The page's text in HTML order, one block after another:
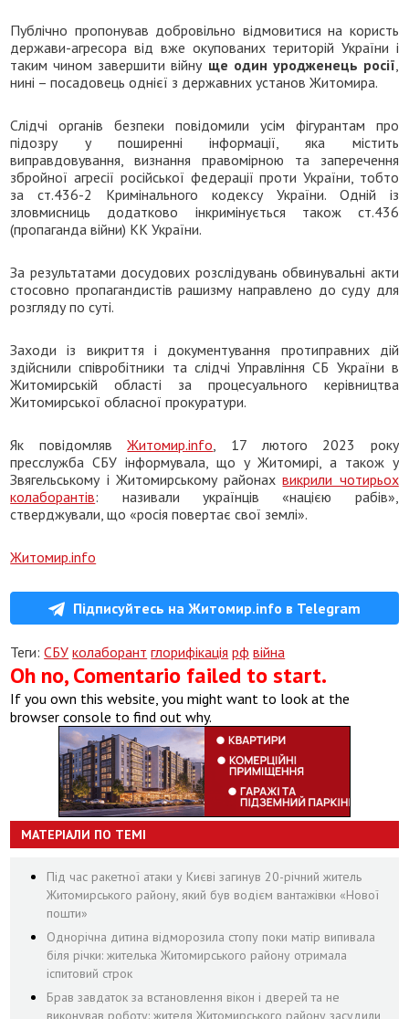
Публічно пропонував добровільно відмовитися на користь
держави-агресора від вже окупованих територій України і
таким чином завершити війну ще один уродженець росії
нині – посадовець однієї з державних установ Житомира.
Слідчі органів безпеки повідомили усім фігурантам про
підозру у поширенні інформації, яка містить
виправдовування, визнання правомірною та заперечення
збройної агресії російської федерації проти України, тобто
за ст.436-2 Кримінального кодексу України. Одній із
зловмисниць додатково інкримінується також ст.436
(пропаганда війни) КК України.
За результатами досудових розслідувань обвинувальні акти
стосовно пропагандистів рашизму направлено до суду для
розгляду по суті.
Заходи із викриття і документування протиправних дій
здійснили співробітники та слідчі Управління СБ України в
Житомирській області за процесуального керівництва
Житомирської обласної прокуратури.
Як повідомлявЖитомир.info , 17 лютого 2023 року
пресслужба СБУ інформувала, що у Житомирі, а також у
Звягельському і Житомирському районахвикрили чотирьох
колаборантів: називали українців «нацією рабів»,
стверджували, що «росія повертає свої землі».
Житомир.info
Підписуйтесь на Житомир.info в Telegram
Теги:СБУ колаборант глорифікація рф війна
Oh no, Comentario failed to start.
If you own this website, you might want to look at the
browser console to find out why.
МАТЕРІАЛИ ПО ТЕМІ
Під час ракетної атаки у Києві загинув 20-річний житель
Житомирського району, який був водієм вантажівки «Нової
пошти»
Однорічна дитина відморозила стопу поки матір випивала
біля річки: жителька Житомирського району отримала
іспитовий строк
Брав завдаток за встановлення вікон і дверей та не
виконував роботу: жителя Житомирського району засудили